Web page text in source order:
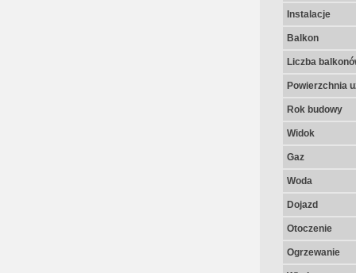
Instalacje
Balkon
Liczba
Powierzchnia
Rok budowy
Widok
Gaz
Woda
Dojazd
Otoczenie
Ogrzewanie